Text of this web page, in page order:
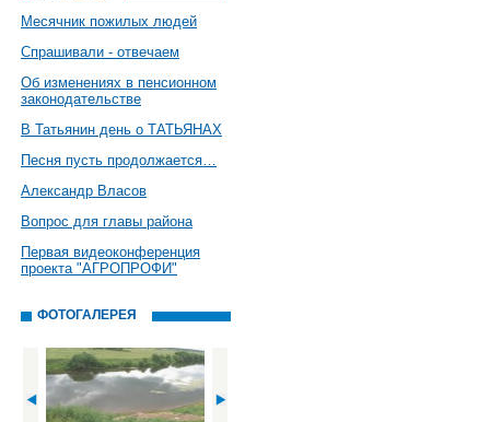
Месячник пожилых людей
Спрашивали - отвечаем
Об изменениях в пенсионном
законодательстве
В Татьянин день о ТАТЬЯНАХ
Песня пусть продолжается…
Александр Власов
Вопрос для главы района
Первая видеоконференция
проекта "АГРОПРОФИ"
ФОТОГАЛЕРЕЯ